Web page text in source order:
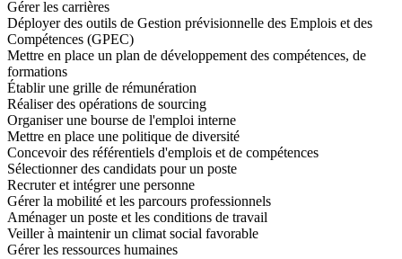
Gérer les carrières
Déployer des outils de Gestion prévisionnelle des Emplois et des
Compétences (GPEC)
Mettre en place un plan de développement des compétences, de
formations
Établir une grille de rémunération
Réaliser des opérations de sourcing
Organiser une bourse de l'emploi interne
Mettre en place une politique de diversité
Concevoir des référentiels d'emplois et de compétences
Sélectionner des candidats pour un poste
Recruter et intégrer une personne
Gérer la mobilité et les parcours professionnels
Aménager un poste et les conditions de travail
Veiller à maintenir un climat social favorable
Gérer les ressources humaines